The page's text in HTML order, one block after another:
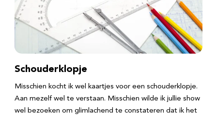
Schouderklopje
Misschien kocht ik wel kaartjes voor een schouderklopje.
Aan mezelf wel te verstaan. Misschien wilde ik jullie show
wel bezoeken om glimlachend te constateren dat ik het